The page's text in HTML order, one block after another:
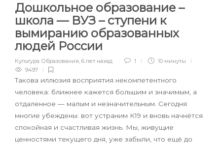
Дошкольное образование –
школа — ВУЗ – ступени к
вымиранию образованных
людей России
Культура Образования, 6 лет назад 1
10 минуты
9497
Такова иллюзия восприятия некомпетентного
человека: ближнее кажется большим и значимым, а
отдаленное — малым и незначительным. Сегодня
многие убеждены: вот устраним К19 и вновь начнётся
спокойная и счастливая жизнь. Мы, живущие
ценностями текущего дня, уже забыли, что ещё до